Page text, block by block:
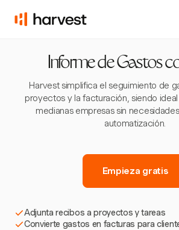
Informe de Gastos
Harvest simplifica el seguimiento de
proyectos y la facturación, siendo
medianas empresas sin
automatización.
Empieza gratis
Adjunta recibos a proyectos y tareas
Convierte gastos en facturas para